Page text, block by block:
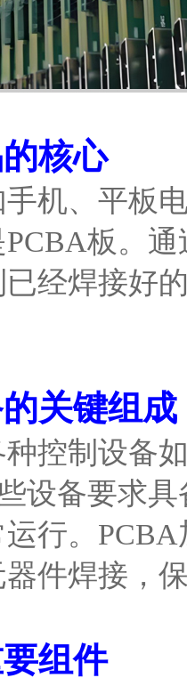
核心
机、平板
板。
经焊接好
关键组成
控制设备
设备要求
行。
件焊接，
组件